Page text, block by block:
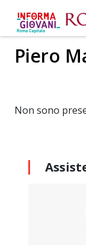
Piero
Non sono